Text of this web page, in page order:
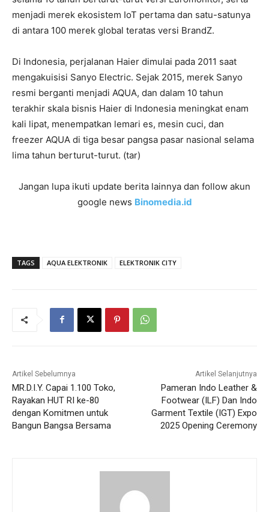
menjadi merek ekosistem IoT pertama dan satu-satunya
di antara 100 merek global teratas versi BrandZ.
Di Indonesia, perjalanan Haier dimulai pada 2011 saat
mengakuisisi Sanyo Electric. Sejak 2015, merek Sanyo
resmi berganti menjadi AQUA, dan dalam 10 tahun
terakhir skala bisnis Haier di Indonesia meningkat enam
kali lipat, menempatkan lemari es, mesin cuci, dan
freezer AQUA di tiga besar pangsa pasar nasional selama
lima tahun berturut-turut. (tar)
Jangan lupa ikuti update berita lainnya dan follow akun
google news Binomedia.id
TAGS AQUA ELEKTRONIK ELEKTRONIK CITY
Artikel Sebelumnya
MR.D.I.Y. Capai 1.100 Toko,
Rayakan HUT RI ke-80
dengan Komitmen untuk
Bangun Bangsa Bersama
Artikel Selanjutnya
Pameran Indo Leather &
Footwear (ILF) Dan Indo
Garment Textile (IGT) Expo
2025 Opening Ceremony